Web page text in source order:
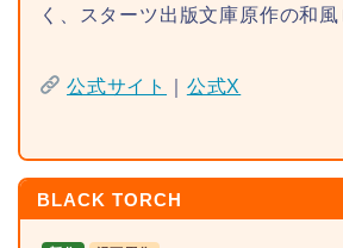
く、スターツ出版文庫原作の和風
公式サイト 公式X
BLACK TORCH